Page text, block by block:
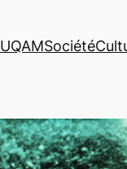
UQAMSociété